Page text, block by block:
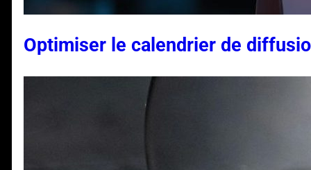
Optimiser le calendrier de